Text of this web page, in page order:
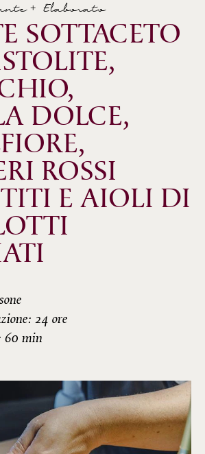
+ Elaborato
SOTTACETO
DOLCE,
ROSSI
E AIOLI DI
24 ore
60 min